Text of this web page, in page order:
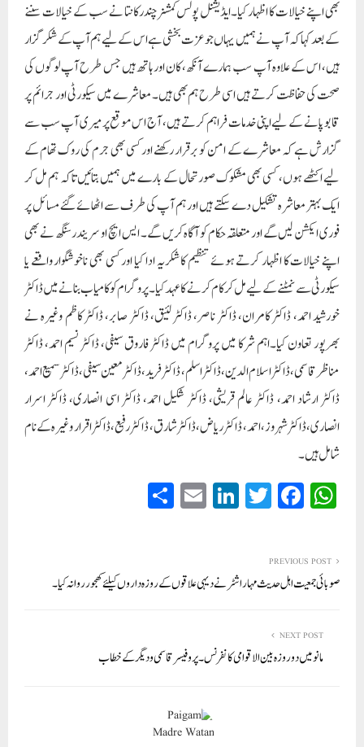
بھی اپنے خیالات کا اظہار کیا۔ایڈیشنل پولس کمشنر چندرکانتا نے سب کے خیالات سننے
کے بعد کہا کہ آپ نے ہمیں یہاں جو عزت بخشی ہے اس کے لیے ہم آپ کے شکر گزار
ہیں، اس کے علاوہ آپ سب ہمارے آنکھ، کان اور ہاتھ ہیں جس طرح آپ لوگوں کی
صحت کی حفاظت کرتے ہیں اسی طرح ہم بھی ہیں۔ معاشرے میں سیکورٹی اور جرائم پر
قابو پانے کے لیے اپنی خدمات فراہم کرتے ہیں، آج اس موقع پر میری آپ سب سے
گزارش ہے کہ معاشرے کے امن کو برقرار رکھنے اور کسی بھی جرم کی روک تھام کے
لیے اکٹھے ہوں، کسی بھی مشکوک صورتحال کے بارے میں ہمیں بتائیں تاکہ ہم مل کر
ایک بہتر معاشرہ تشکیل دے سکتے ہیں اور ہم آپ کی طرف سے اٹھائے گئے مسائل پر
فوری ایکشن لیں گے اور متعلقہ حکام کو آگاہ کریں گے۔ ایس ایچ او سریندر سنگھ نے بھی
اپنے خیالات کا اظہار کرتے ہوئے تنظیم کا شکریہ ادا کیا اور کسی بھی ناخوشگوار واقعے یا
سیکورٹی سے نمٹنے کے لیے مل کر کام کرنے کا عہد کیا۔پروگرام کو کامیاب بنانے میں ڈاکٹر
خورشید احمد، ڈاکٹر کامران، ڈاکٹر ناصر، ڈاکٹر لئیق، ڈاکٹر صابر، ڈاکٹر کاظم وغیرہ نے
بھرپور تعاون کیا۔اہم شرکا میں پروگرام میں ڈاکٹر فاروق سیفی، ڈاکٹر نسیم احمد، ڈاکٹر
مناظر قاسمی، ڈاکٹر اسلام الدین، ڈاکٹر اسلم، ڈاکٹر فرید، ڈاکٹر معین سیفی، ڈاکٹر سمیع احمد،
ڈاکٹر ارشاد احمد، ڈاکٹر عالم قریشی، ڈاکٹر شکیل احمد، ڈاکٹر اسی انصاری، ڈاکٹر اسرار
انصاری،ڈاکٹر شہروز، احمد، ڈاکٹر ریاض، ڈاکٹر شارق، ڈاکٹر رفیع، ڈاکٹر اقرار وغیرہ کے نام
شامل ہیں۔
W
ha
A
pp
Fa
ce
ok
T
wi
r
Li
nk
In
E
m
PREVIOUS POST
صوبائی جمعیت اہل حدیث مہاراشٹر نے دیہی علاقوں کے روزہ داروں کیلئے کھجور روانہ کیا۔
NEXT POST
مانو میں دو روزہ بین الاقوامی کانفرنس۔ پروفیسر قاسمی و دیگر کے خطاب